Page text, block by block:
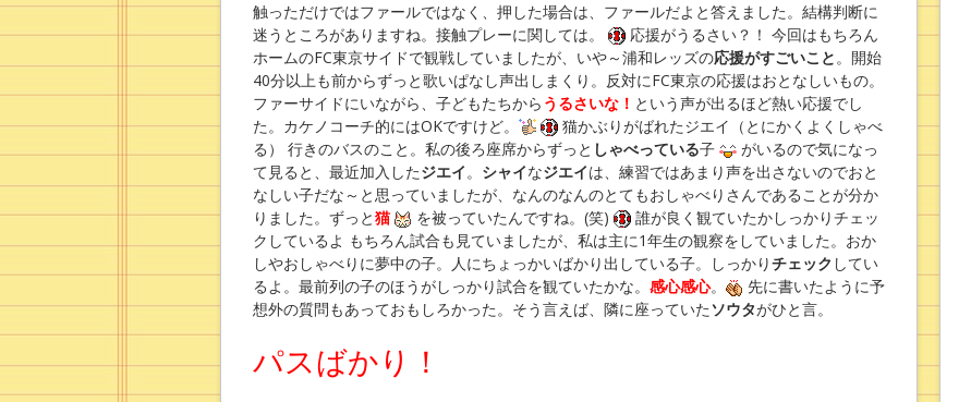
触っただけではファールではなく、押した場合は、ファールだよと答えました。結構判断に
迷うところがありますね。接触プレーに関しては。
応援がうるさい？！ 今回はもちろん
ホームのFC東京サイドで観戦していましたが、いや～浦和レッズの応援がすごいこと。開始
40分以上も前からずっと歌いぱなし声出しまくり。反対にFC東京の応援はおとなしいもの。
ファーサイドにいながら、子どもたちから うるさいな！ という声が出るほど熱い応援でし
た。カケノコーチ的にはOKですけど。
猫かぶりがばれたジエイ（とにかくよくしゃべ
る） 行きのバスのこと。私の後ろ座席からずっと しゃべっている子
がいるので気になっ
て見ると、最近加入したジエイ。 シャイなジエイは、練習ではあまり声を出さないのでおと
なしい子だな～と思っていましたが、なんのなんのとてもおしゃべりさんであることが分か
りました。ずっと猫 を被っていたんですね。(笑)
誰が良く観ていたかしっかりチェッ
クしているよ もちろん試合も見ていましたが、私は主に1年生の観察をしていました。おか
しやおしゃべりに夢中の子。人にちょっかいばかり出している子。しっかりチェック してい
るよ。最前列の子のほうがしっかり試合を観ていたかな。 感心感心。
先に書いたように予
想外の質問もあっておもしろかった。そう言えば、隣に座っていた ソウタがひと言。
パスばかり！